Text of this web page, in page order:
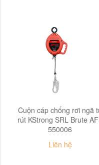
Cuộn cáp chống rơi ngã
rút KStrong SRL Brute
550006
Liên hệ